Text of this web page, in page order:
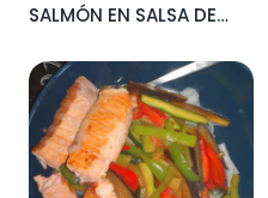
SALMÓN EN SALSA DE